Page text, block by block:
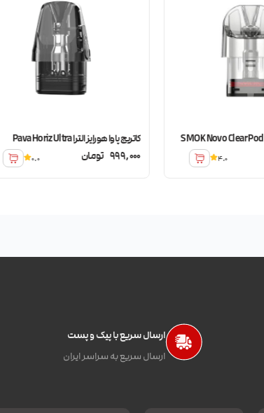
4.0
کاتریج پاوا هورایز الترا Pava Horiz Ultra
999,000 تومان 0.0
ارسال سریع با پیک و پست
ارسال سریع به سراسر ایران